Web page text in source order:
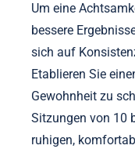
Um eine
bessere
sich auf
Etablieren Sie
Gewohnheit zu
Sitzungen von 10
ruhigen,